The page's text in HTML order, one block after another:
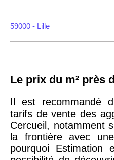
59000 - Lille
75018 -
18ème
arrondissement
10 114 €
75020 -Paris
20ème
9 623 €
Le prix du m² près
Il est recommandé
tarifs de vente des
Cercueil, notamment
la frontière avec
pourquoi